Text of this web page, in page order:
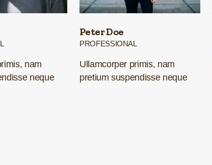
nam
neque
Peter Doe
PROFESSIONAL
Ullamcorper primis, nam
pretium suspendisse neque